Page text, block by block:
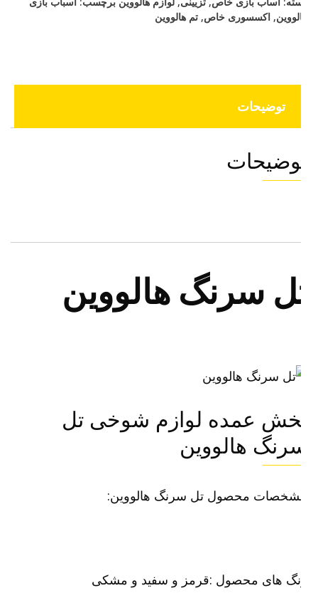
,اکسسوری خاص,تم هالووین
توضیحات
سرنگ هالووین
عمده لوازم شوخی تل
هالووین
محصول تل سرنگ هالووین:
های محصول :قرمز و سفید و مشکی